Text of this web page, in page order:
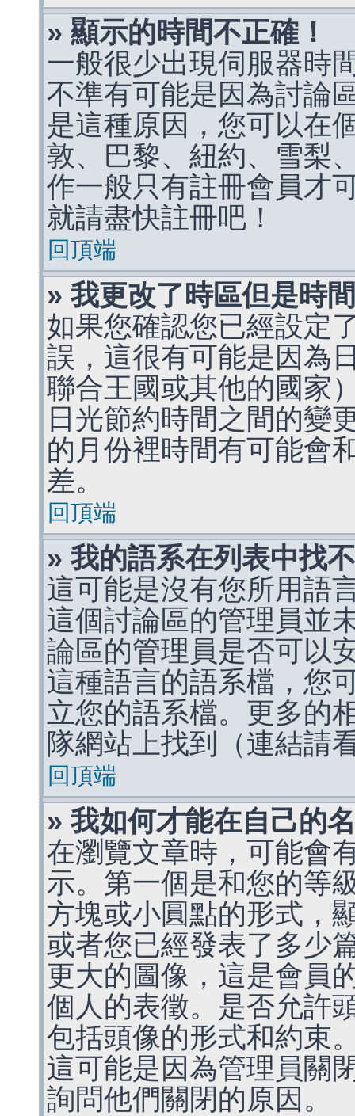
» 顯示的時間不正確！
一般很少出現伺服器時
不準有可能是因為討論
是這種原因，您可以在
敦、巴黎、紐約、雪梨
作一般只有註冊會員才
就請盡快註冊吧！
回頂端
» 我更改了時區但是時
如果您確認您已經設定
誤，這很有可能是因為
聯合王國或其他的國家
日光節約時間之間的變
的月份裡時間有可能會
差。
回頂端
» 我的語系在列表中找
這可能是沒有您所用語
這個討論區的管理員並
論區的管理員是否可以
這種語言的語系檔，您
立您的語系檔。更多的
隊網站上找到（連結請
回頂端
» 我如何才能在自己的
在瀏覽文章時，可能會
示。第一個是和您的等
方塊或小圓點的形式，
或者您已經發表了多少
更大的圖像，這是會員
個人的表徵。是否允許
包括頭像的形式和約束
這可能是因為管理員關
詢問他們關閉的原因。